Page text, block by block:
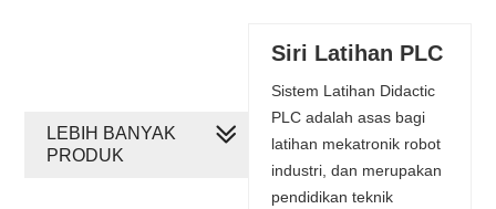
Siri Latihan PLC
Sistem Latihan Didactic
PLC adalah asas bagi
latihan mekatronik robot
industri, dan merupakan
pendidikan teknik
LEBIH BANYAK
PRODUK